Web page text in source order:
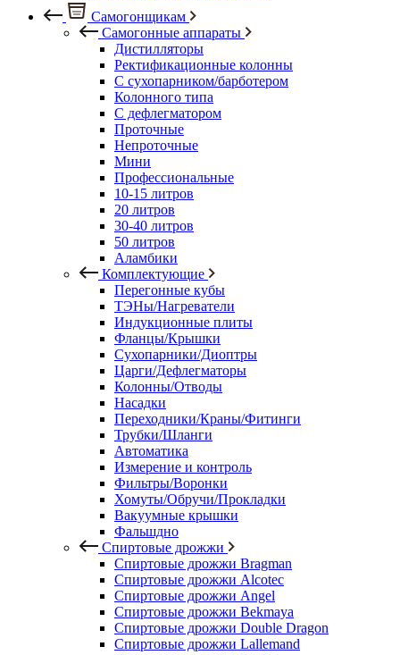
Самогонщикам
Самогонные аппараты
Дистилляторы
Ректификационные колонны
С сухопарником/барботером
Колонного типа
С дефлегматором
Проточные
Непроточные
Мини
Профессиональные
10-15 литров
20 литров
30-40 литров
50 литров
Аламбики
Комплектующие
Перегонные кубы
ТЭНы/Нагреватели
Индукционные плиты
Фланцы/Крышки
Сухопарники/Диоптры
Царги/Дефлегматоры
Колонны/Отводы
Насадки
Переходники/Краны/Фитинги
Трубки/Шланги
Автоматика
Измерение и контроль
Фильтры/Воронки
Хомуты/Обручи/Прокладки
Вакуумные крышки
Фальшдно
Спиртовые дрожжи
Спиртовые дрожжи Bragman
Спиртовые дрожжи Alcotec
Спиртовые дрожжи Angel
Спиртовые дрожжи Bekmaya
Спиртовые дрожжи Double Dragon
Спиртовые дрожжи Lallemand